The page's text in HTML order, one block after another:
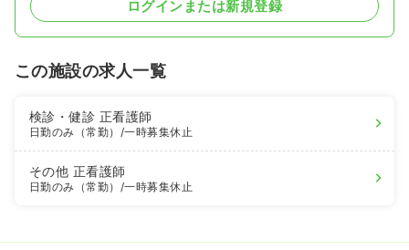
ログインまたは新規登録
この施設の求人一覧
検診・健診 正看護師
日勤のみ（常勤） /一時募集休止
その他 正看護師
日勤のみ（常勤） /一時募集休止